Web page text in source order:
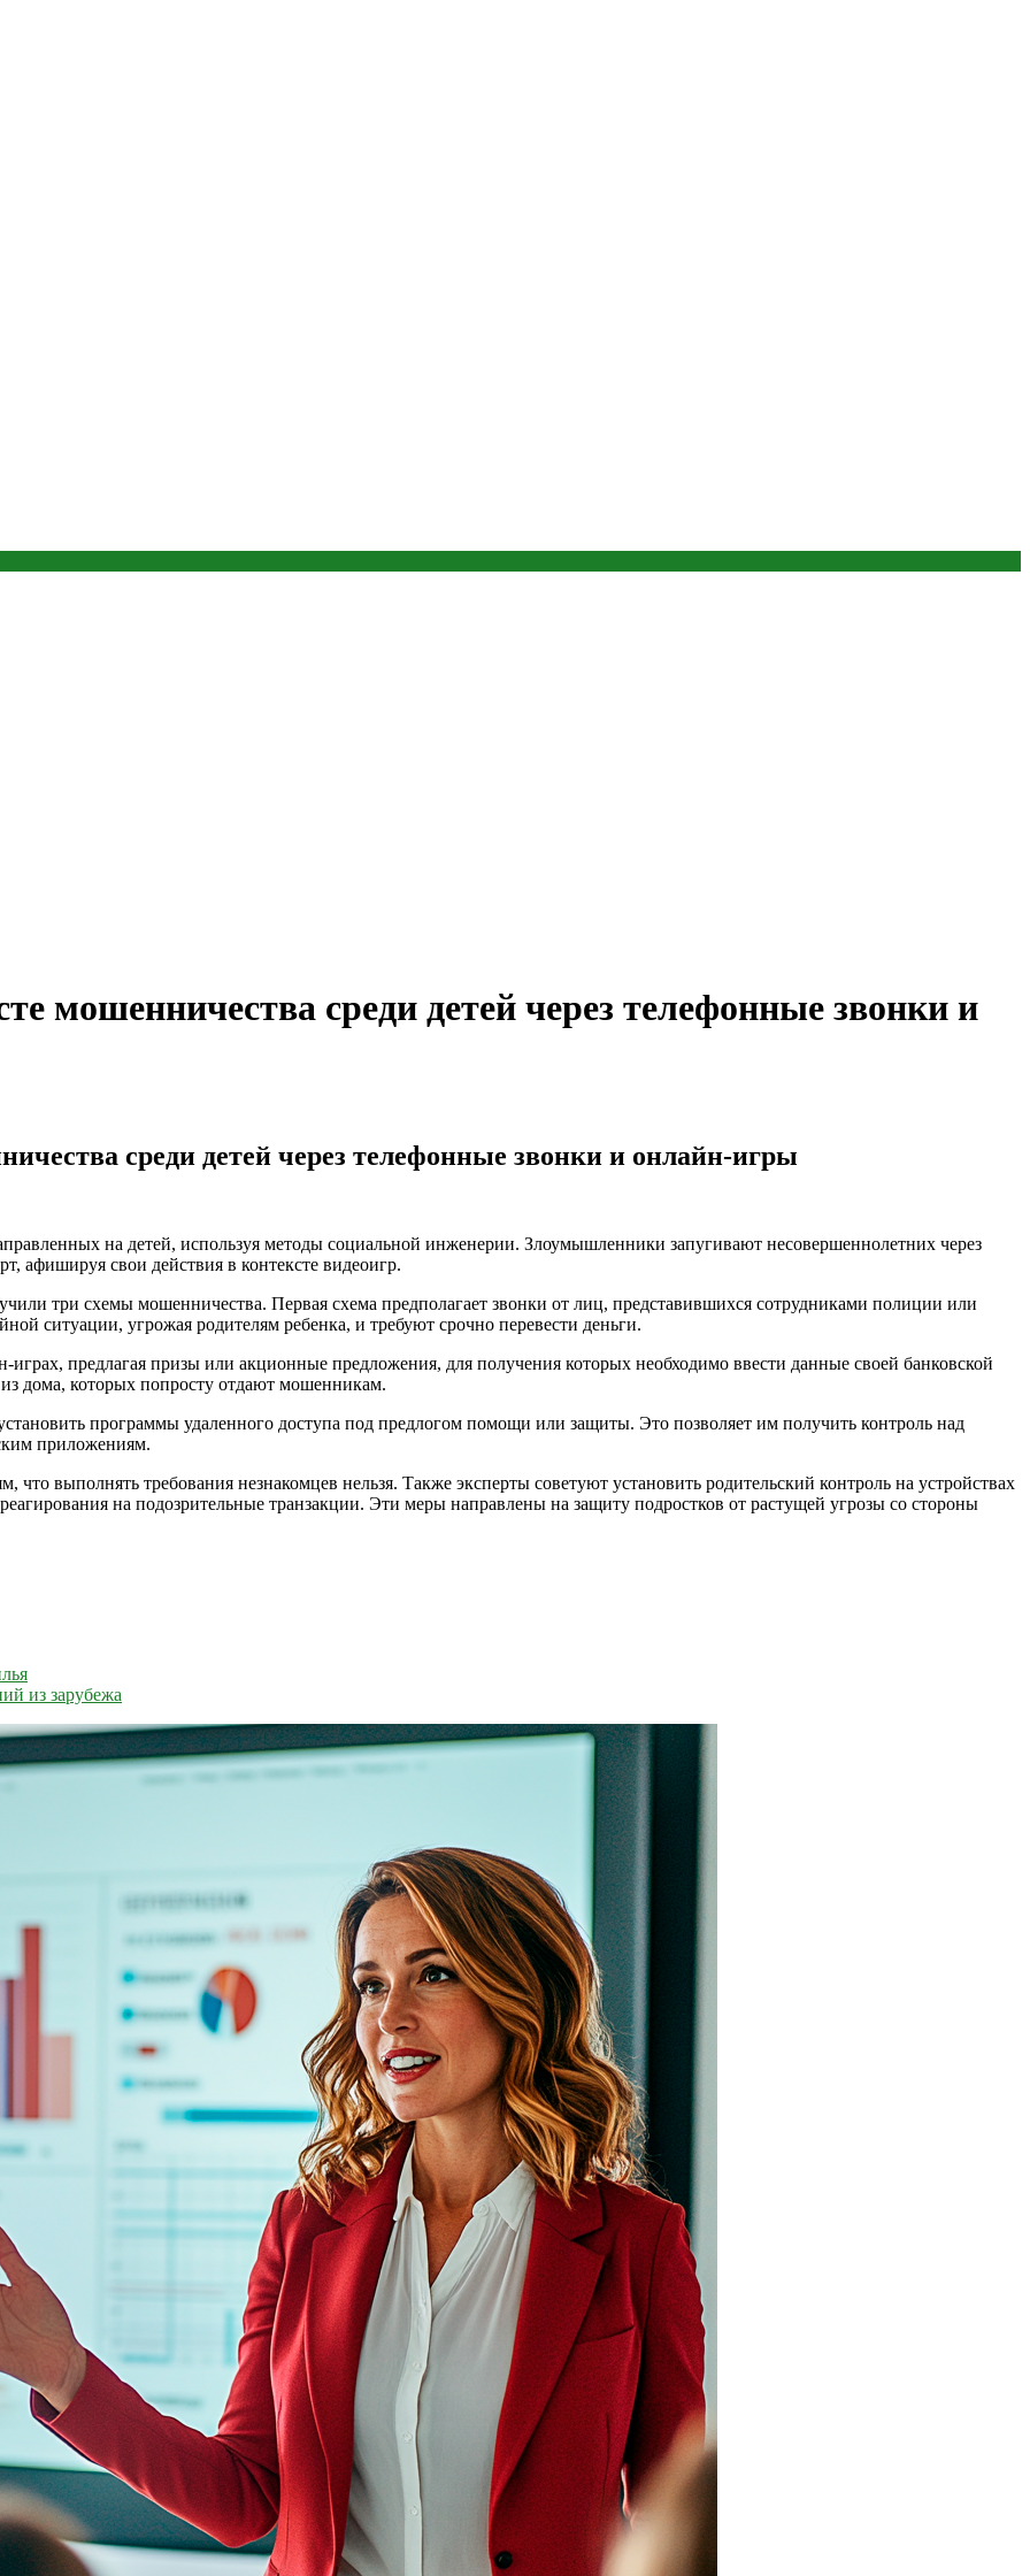
мошенничества среди детей через телефонные звонки и
среди детей через телефонные звонки и онлайн-игры
на детей, используя методы социальной инженерии. Злоумышленники запугивают несовершеннолетних через
афишируя свои действия в контексте видеоигр.
три схемы мошенничества. Первая схема предполагает звонки от лиц, представившихся сотрудниками полиции или
ситуации, угрожая родителям ребенка, и требуют срочно перевести деньги.
предлагая призы или акционные предложения, для получения которых необходимо ввести данные своей банковской
дома, которых попросту отдают мошенникам.
программы удаленного доступа под предлогом помощи или защиты. Это позволяет им получить контроль над
приложениям.
что выполнять требования незнакомцев нельзя. Также эксперты советуют установить родительский контроль на устройствах
на подозрительные транзакции. Эти меры направлены на защиту подростков от растущей угрозы со стороны
из зарубежа